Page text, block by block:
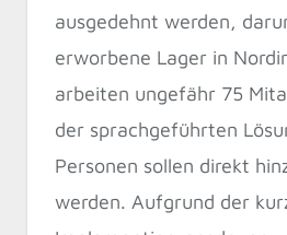
ausgedehnt werden,
erworbene Lager in
arbeiten ungefähr 75
der sprachgeführten
Personen sollen direkt
werden. Aufgrund der